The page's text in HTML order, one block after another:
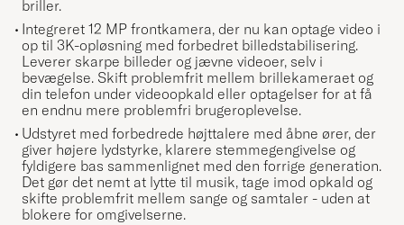
briller.
Integreret 12 MP frontkamera, der nu kan optage video i
op til 3K-opløsning med forbedret billedstabilisering.
Leverer skarpe billeder og jævne videoer, selv i
bevægelse. Skift problemfrit mellem brillekameraet og
din telefon under videoopkald eller optagelser for at få
en endnu mere problemfri brugeroplevelse.
Udstyret med forbedrede højttalere med åbne ører, der
giver højere lydstyrke, klarere stemmegengivelse og
fyldigere bas sammenlignet med den forrige generation.
Det gør det nemt at lytte til musik, tage imod opkald og
skifte problemfrit mellem sange og samtaler - uden at
blokere for omgivelserne.